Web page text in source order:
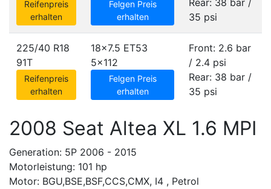
Reifenpreis
erhalten
Felgen Preis
erhalten
Rear: 38 bar /
35 psi
225/40 R18
91T
Reifenpreis
erhalten
18x7.5 ET53
5x112
Felgen Preis
erhalten
Front: 2.6 bar
/ 2.4 psi
Rear: 38 bar /
35 psi
2008 Seat Altea XL 1.6 MPI
Generation: 5P 2006 - 2015
Motorleistung: 101 hp
Motor: BGU,BSE,BSF,CCS,CMX, I4 , Petrol